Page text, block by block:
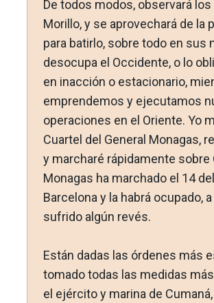
De todos modos, observará
Morillo, y se apro­vechará de la
para batirlo, sobre todo en sus
desocupa el Occidente, o lo
en inacción o estacionario,
empren­demos y ejecutamos
operaciones en el Oriente. Yo
Cuartel del General Monagas,
y marcharé rápidamente sobre
Monagas ha marchado el 14
Barcelona y la habrá ocupado,
sufrido algún revés.
Están dadas las órdenes más
tomado to­das las medidas
el ejército y marina de